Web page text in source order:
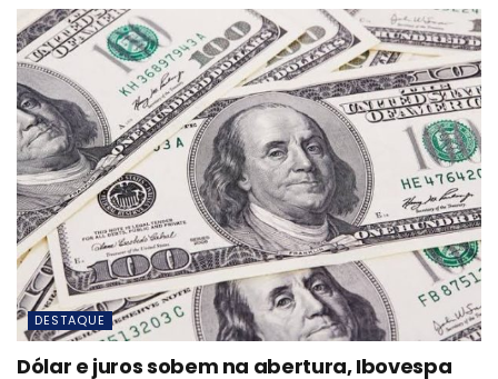
DESTAQUE
Dólar e juros sobem na abertura, Ibovespa